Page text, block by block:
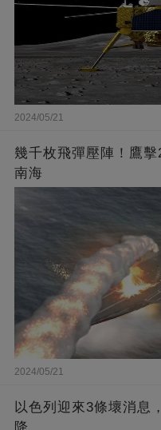
2024/05/21
幾千枚飛彈壓陣！鷹
南海
2024/05/21
以色列迎來3條壞消息